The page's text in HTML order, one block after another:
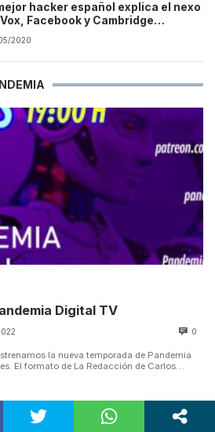
hacker español explica el nexo
Facebook y Cambridge
2020
Digital TV
0
la nueva temporada de Pandemia
El formato de La Redacción de Carlos